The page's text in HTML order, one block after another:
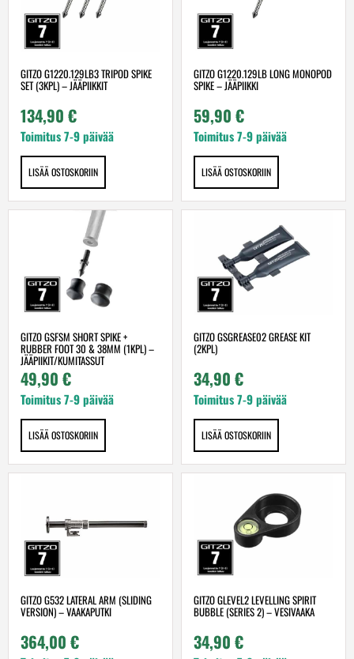
GITZO G1220.129LB3 TRIPOD SPIKE
SET (3KPL) – JÄÄPIIKKIT
134,90 €
Toimitus 7-9 päivää
LISÄÄ OSTOSKORIIN
GITZO G1220.129LB LONG MONOPOD
SPIKE – JÄÄPIIKKI
59,90 €
Toimitus 7-9 päivää
LISÄÄ OSTOSKORIIN
GITZO GSFSM SHORT SPIKE +
RUBBER FOOT 30 & 38MM (1KPL) –
JÄÄPIIKIT/KUMITASSUT
49,90 €
Toimitus 7-9 päivää
LISÄÄ OSTOSKORIIN
GITZO GSGREASE02 GREASE KIT
(2KPL)
34,90 €
Toimitus 7-9 päivää
LISÄÄ OSTOSKORIIN
GITZO G532 LATERAL ARM (SLIDING
VERSION) – VAAKAPUTKI
364,00 €
GITZO GLEVEL2 LEVELLING SPIRIT
BUBBLE (SERIES 2) – VESIVAAKA
34,90 €